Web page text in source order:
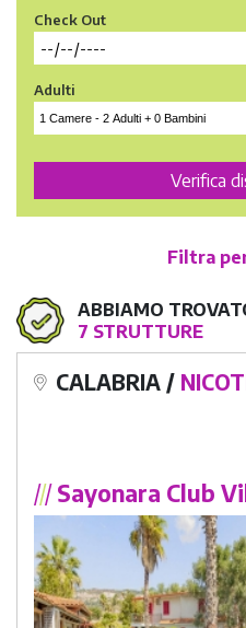
Check Out
Adulti
Filtra
ABBIAMO
7 STRUTTURE
CALABRIA /
///Sayonara Club